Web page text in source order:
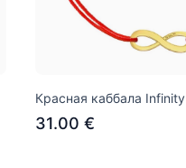
Красная каббала Infinity
31.00 €